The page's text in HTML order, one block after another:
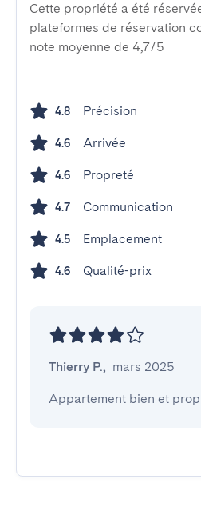
Cette propriété a été
plateformes de réservation
note moyenne de 4,7/5
4.8 Précision
4.6 Arrivée
4.6 Propreté
4.7 Communication
4.5 Emplacement
4.6 Qualité-prix
Thierry P., mars 2025
Appartement bien et